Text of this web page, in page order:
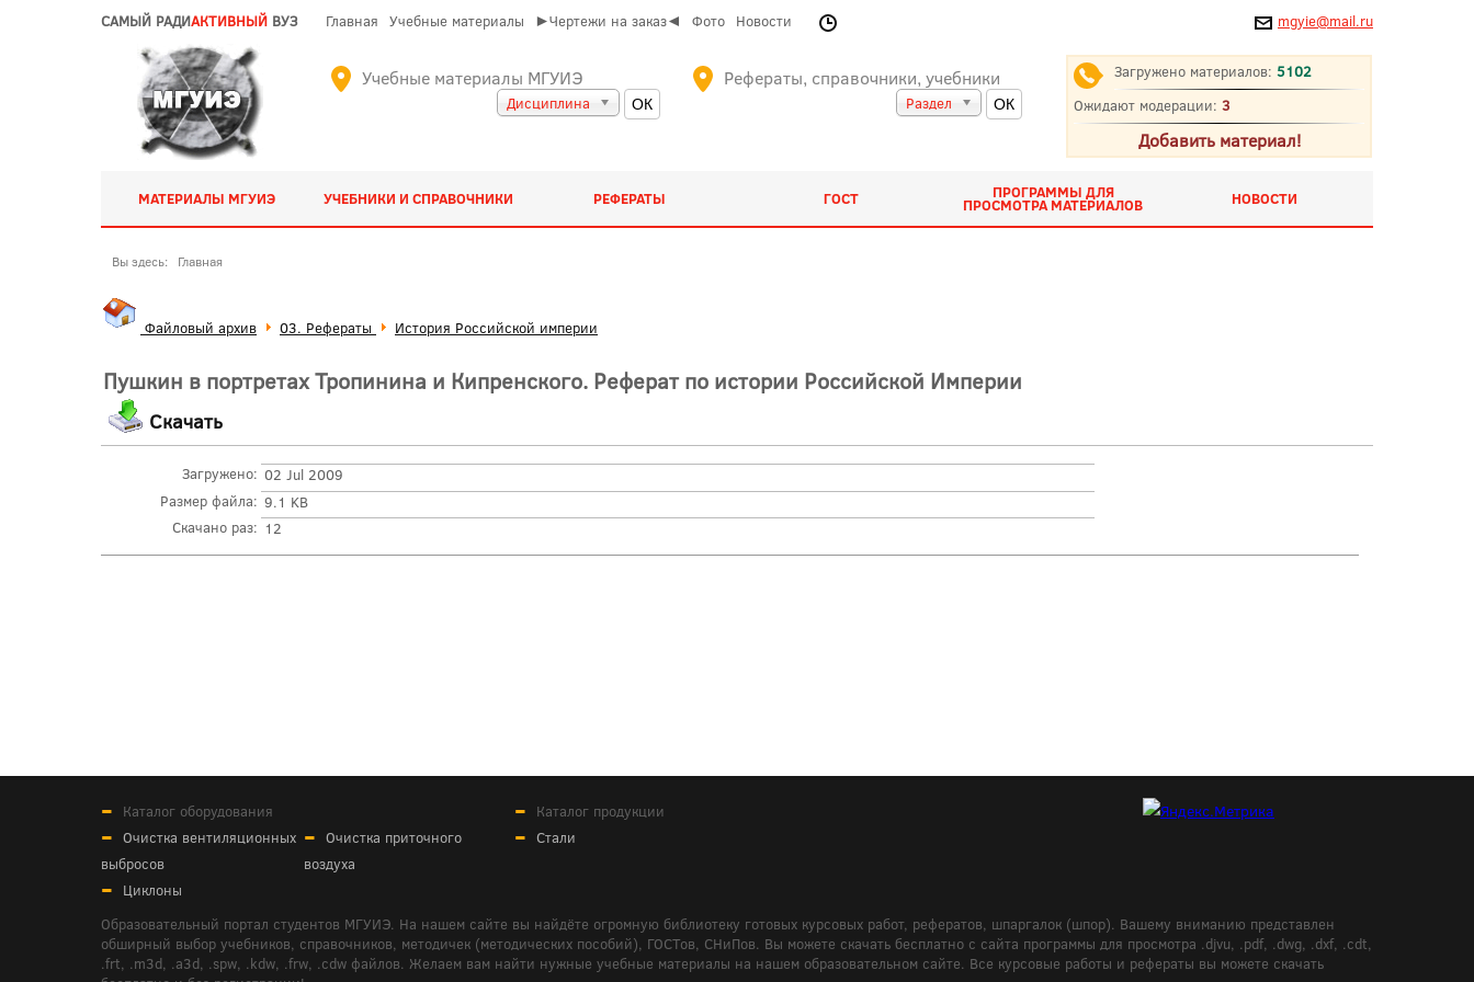
САМЫЙ РАДИАКТИВНЫЙ ВУЗ Главная Учебные материалы ►Чертежи на заказ◄ Фото Новости mgyie@mail.ru
Учебные материалы МГУИЭ
Дисциплина
Рефераты, справочники, учебники
Раздел
Загружено материалов: 5102
Ожидают модерации: 3
Добавить материал!
МАТЕРИАЛЫ МГУИЭ УЧЕБНИКИ И СПРАВОЧНИКИ РЕФЕРАТЫ ГОСТ ПРОГРАММЫ ДЛЯ
ПРОСМОТРА МАТЕРИАЛОВ НОВОСТИ
Вы здесь: Главная
Файловый архив 03. Рефераты История Российской империи
Пушкин в портретах Тропинина и Кипренского. Реферат по истории Российской Империи
Скачать
Загружено: 02 Jul 2009
Размер файла: 9.1 KB
Скачано раз: 12
Каталог оборудования
Очистка вентиляционных
выбросов
Очистка приточного
воздуха
Циклоны
Каталог продукции
Стали
Образовательный портал студентов МГУИЭ. На нашем сайте вы найдёте огромную библиотеку готовых курсовых работ, рефератов, шпаргалок (шпор). Вашему вниманию представлен
обширный выбор учебников, справочников, методичек (методических пособий), ГОСТов, СНиПов. Вы можете скачать бесплатно с сайта программы для просмотра .djvu, .pdf, .dwg, .dxf, .cdt,
.frt, .m3d, .a3d, .spw, .kdw, .frw, .cdw файлов. Желаем вам найти нужные учебные материалы на нашем образовательном сайте. Все курсовые работы и рефераты вы можете скачать